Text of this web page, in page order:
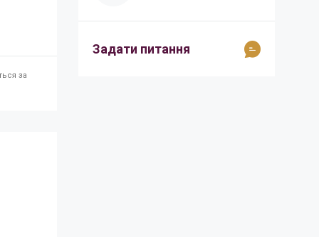
за
Задати питання